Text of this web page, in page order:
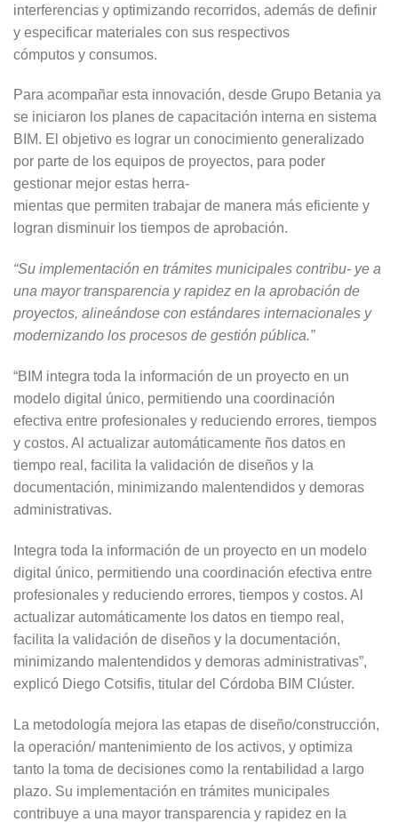
interferencias y optimizando recorridos, además de definir
y especificar materiales con sus respectivos
cómputos y consumos.
Para acompañar esta innovación, desde Grupo Betania ya
se iniciaron los planes de capacitación interna en sistema
BIM. El objetivo es lograr un conocimiento generalizado
por parte de los equipos de proyectos, para poder
gestionar mejor estas herra-
mientas que permiten trabajar de manera más eficiente y
logran disminuir los tiempos de aprobación.
“Su implementación en trámites municipales contribu- ye a
una mayor transparencia y rapidez en la aprobación de
proyectos, alineándose con estándares internacionales y
modernizando los procesos de gestión pública.”
“BIM integra toda la información de un proyecto en un
modelo digital único, permitiendo una coordinación
efectiva entre profesionales y reduciendo errores, tiempos
y costos. Al actualizar automáticamente ños datos en
tiempo real, facilita la validación de diseños y la
documentación, minimizando malentendidos y demoras
administrativas.
Integra toda la información de un proyecto en un modelo
digital único, permitiendo una coordinación efectiva entre
profesionales y reduciendo errores, tiempos y costos. Al
actualizar automáticamente los datos en tiempo real,
facilita la validación de diseños y la documentación,
minimizando malentendidos y demoras administrativas”,
explicó Diego Cotsifis, titular del Córdoba BIM Clúster.
La metodología mejora las etapas de diseño/construcción,
la operación/ mantenimiento de los activos, y optimiza
tanto la toma de decisiones como la rentabilidad a largo
plazo. Su implementación en trámites municipales
contribuye a una mayor transparencia y rapidez en la